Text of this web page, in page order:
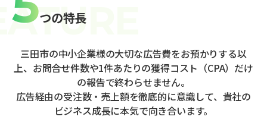
つの特長
三田市の中小企業様の大切な広告費をお預かりする以
上、お問合せ件数や1件あたりの獲得コスト（CPA）だけ
の報告で終わらせません。
広告経由の受注数・売上額を徹底的に意識して、貴社の
ビジネス成長に本気で向き合います。